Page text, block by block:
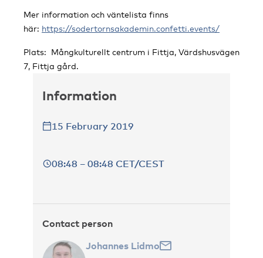
Mer information och väntelista finns
här: https://sodertornsakademin.confetti.events/
Plats: Mångkulturellt centrum i Fittja, Värdshusvägen
7, Fittja gård.
Information
15 February 2019
08:48 – 08:48 CET/CEST
Contact person
Johannes Lidmo